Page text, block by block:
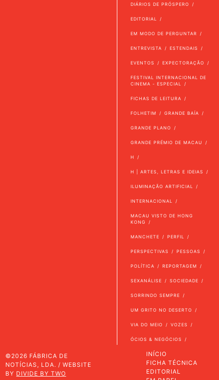
DIÁRIOS DE PRÓSPERO
EDITORIAL
EM MODO DE PERGUNTAR
ENTREVISTA ESTENDAIS
EVENTOS EXPECTORAÇÃO
FESTIVAL INTERNACIONAL DE
CINEMA - ESPECIAL
FICHAS DE LEITURA
FOLHETIM GRANDE BAÍA
GRANDE PLANO
GRANDE PRÉMIO DE MACAU
H
H | ARTES, LETRAS E IDEIAS
ILUMINAÇÃO ARTIFICIAL
INTERNACIONAL
MACAU VISTO DE HONG
KONG
MANCHETE PERFIL
PERSPECTIVAS PESSOAS
POLÍTICA REPORTAGEM
SEXANÁLISE SOCIEDADE
SORRINDO SEMPRE
UM GRITO NO DESERTO
VIA DO MEIO VOZES
ÓCIOS & NEGÓCIOS
©2026 FÁBRICA DE
NOTÍCIAS, LDA. / WEBSITE
BY DIVIDE BY TWO
INÍCIO
FICHA TÉCNICA
EDITORIAL